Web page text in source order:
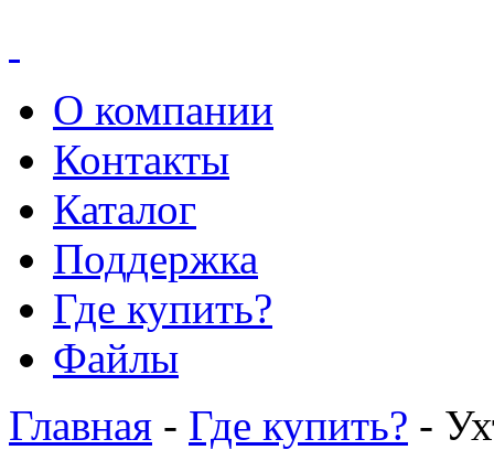
О компании
Контакты
Каталог
Поддержка
Где купить?
Файлы
Главная - Где купить? -